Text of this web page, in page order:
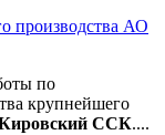
производства АО
по
крупнейшего
ССК....